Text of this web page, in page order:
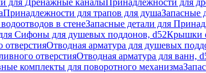
для Дренажные каналыПринадлежности для
Принадлежности для трапов для душаЗапасные
в стенеЗапасные детали для
Сифоны для душевых поддонов, d52Крышки
Отводная арматура для душевых
отверстияОтводная арматура для ванн,
комплекты для поворотного механизма